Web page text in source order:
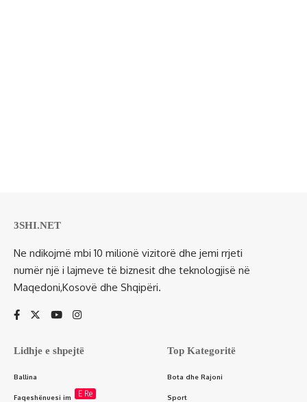
3SHI.NET
Ne ndikojmë mbi 10 milionë vizitorë dhe jemi rrjeti
numër një i lajmeve të biznesit dhe teknologjisë në
Maqedoni,Kosovë dhe Shqipëri.
Lidhje e shpejtë
Ballina
Faqeshënuesi im E Re
Top Kategoritë
Bota dhe Rajoni
Sport